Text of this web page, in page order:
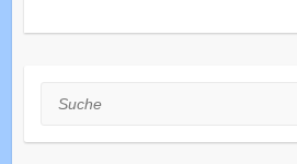
Suche